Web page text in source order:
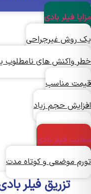
فیلر بادی
غیرجراحی
واکنش های نامطلوب یا
مناسب
حجم زیاد
بسیار ایمن
فیلر بادی
موضعی و کوتاه مدت
تزریق فیلر